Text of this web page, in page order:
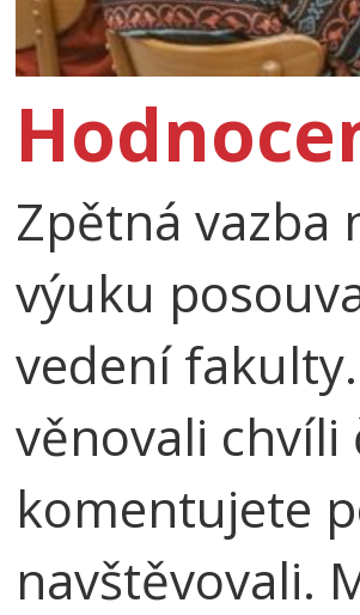
Zpětná vazba
výuku
vedení
věnovali chvíli
komentujete
navštěvovali.